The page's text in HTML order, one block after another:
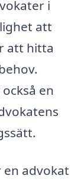
i
att
att hitta
en
advokat